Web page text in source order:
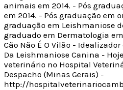
animais em 2014. - Pós
em 2014. - Pós graduação em
graduação em Leishmaniose
graduado em Dermatologia em
Cão Não É O Vilão - Idealizador
Da Leishmaniose Canina -
veterinário no Hospital
Despacho (Minas Gerais) -
http://